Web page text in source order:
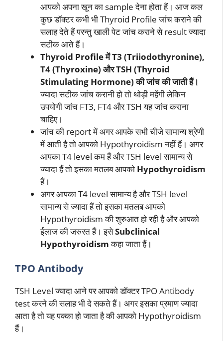
आपको अपना खून का sample देना होता हैं। आज कल
कुछ डॉक्टर कभी भी Thyroid Profile जांच कराने की
सलाह देते हैं परन्तु खाली पेट जांच कराने से result ज्यादा
सटीक आते हैं।
Thyroid Profile में T3 (Triiodothyronine),
T4 (Thyroxine) और TSH (Thyroid
Stimulating Hormone) की जांच की जाती हैं।
ज्यादा सटीक जांच करानी हो तो थोड़ी महेंगी लेकिन
उपयोगी जांच FT3, FT4 और TSH यह जांच कराना
चाहिए।
जांच की report में अगर आपके सभी चीजे सामान्य श्रेणी
में आती है तो आपको Hypothyroidism नहीं हैं। अगर
आपका T4 level कम हैं और TSH level सामान्य से
ज्यादा हैं तो इसका मतलब आपको Hypothyroidism
हैं।
अगर आपका T4 level सामान्य है और TSH level
सामान्य से ज्यादा हैं तो इसका मतलब आपको
Hypothyroidism की शुरुआत हो रही है और आपको
ईलाज की जरुरत हैं। इसेSubclinical
Hypothyroidismकहा जाता हैं।
TPO Antibody
TSH Level ज्यादा आने पर आपको डॉक्टर TPO Antibody
test करने की सलाह भी दे सकते हैं। अगर इसका प्रमाण ज्यादा
आता है तो यह पक्का हो जाता है की आपको Hypothyroidism
हैं।